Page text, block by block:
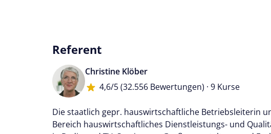
Referent
Christine Klöber
4,6/5(32.556 Bewertungen) · 9 Kurse
Die staatlich gepr. hauswirtschaftliche Betriebsleiterin
Bereich hauswirtschaftliches Dienstleistungs- und